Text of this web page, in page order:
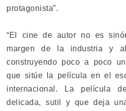
protagonista”.
“El cine de autor no es
margen de la industria y
construyendo poco a poco
que sitúe la película en el
internacional. La película
delicada, sutil y que deja